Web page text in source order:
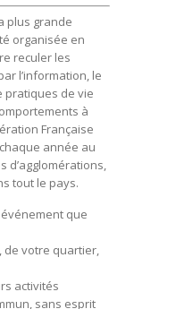
plus grande
organisée en
reculer les
l’information, le
pratiques de vie
à
Française
année au
d’agglomérations,
tout le pays.
que
de votre quartier,
activités
sans esprit